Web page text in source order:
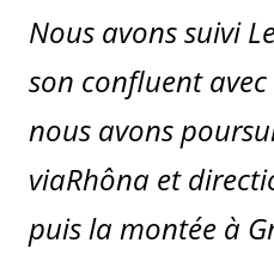
Nous avons suivi
son confluent
nous avons
viaRhôna et
puis la montée à